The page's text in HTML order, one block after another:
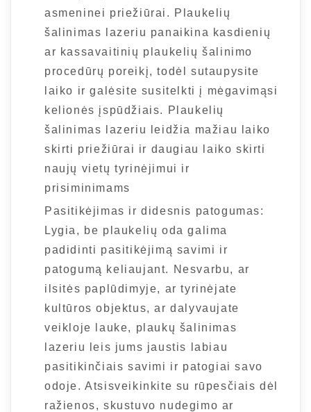
asmeninei priežiūrai. Plaukelių
šalinimas lazeriu panaikina kasdienių
ar kassavaitinių plaukelių šalinimo
procedūrų poreikį, todėl sutaupysite
laiko ir galėsite susitelkti į mėgavimąsi
kelionės įspūdžiais. Plaukelių
šalinimas lazeriu leidžia mažiau laiko
skirti priežiūrai ir daugiau laiko skirti
naujų vietų tyrinėjimui ir
prisiminimams
Pasitikėjimas ir didesnis patogumas:
Lygia, be plaukelių oda galima
padidinti pasitikėjimą savimi ir
patogumą keliaujant. Nesvarbu, ar
ilsitės paplūdimyje, ar tyrinėjate
kultūros objektus, ar dalyvaujate
veikloje lauke, plaukų šalinimas
lazeriu leis jums jaustis labiau
pasitikinčiais savimi ir patogiai savo
odoje. Atsisveikinkite su rūpesčiais dėl
ražienos, skustuvo nudegimo ar